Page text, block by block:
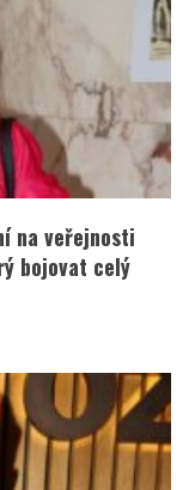
na veřejnosti
bojovat celý